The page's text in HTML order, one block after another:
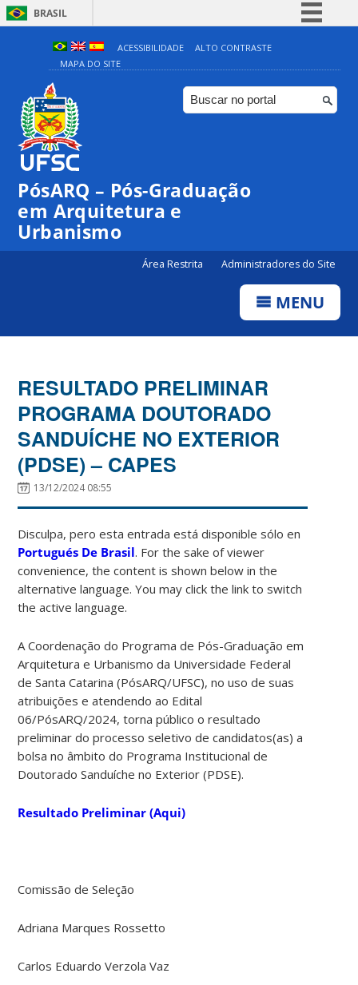
BRASIL
Simplifique!
Comunica BR
Participe
ACESSIBILIDADE
ALTO CONTRASTE
MAPA DO SITE
PósARQ – Pós-Graduação
em Arquitetura e
Urbanismo
Área Restrita Administradores do Site
MENU
RESULTADO PRELIMINAR
PROGRAMA DOUTORADO
SANDUÍCHE NO EXTERIOR
(PDSE) – CAPES
13/12/2024 08:55
Disculpa, pero esta entrada está disponible sólo en
Portugués De Brasil. For the sake of viewer
convenience, the content is shown below in the
alternative language. You may click the link to switch
the active language.
A Coordenação do Programa de Pós-Graduação em
Arquitetura e Urbanismo da Universidade Federal
de Santa Catarina (PósARQ/UFSC), no uso de suas
atribuições e atendendo ao Edital
06/PósARQ/2024, torna público o resultado
preliminar do processo seletivo de candidatos(as) a
bolsa no âmbito do Programa Institucional de
Doutorado Sanduíche no Exterior (PDSE).
Resultado Preliminar (Aqui)
Comissão de Seleção
Adriana Marques Rossetto
Carlos Eduardo Verzola Vaz